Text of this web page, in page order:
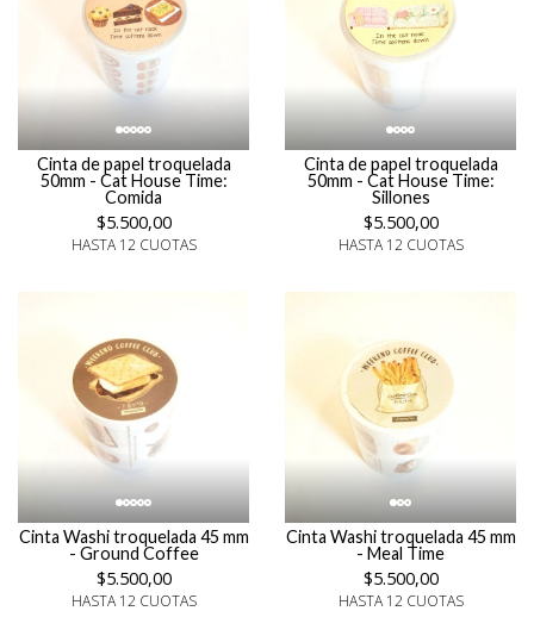
Cinta de papel troquelada
50mm - Cat House Time:
Comida
$5.500,00
HASTA 12 CUOTAS
Cinta de papel troquelada
50mm - Cat House Time:
Sillones
$5.500,00
HASTA 12 CUOTAS
Cinta Washi troquelada 45 mm
- Ground Coffee
$5.500,00
HASTA 12 CUOTAS
Cinta Washi troquelada 45 mm
- Meal Time
$5.500,00
HASTA 12 CUOTAS